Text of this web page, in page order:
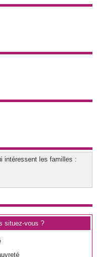
intéressent les familles :
situez-vous ?